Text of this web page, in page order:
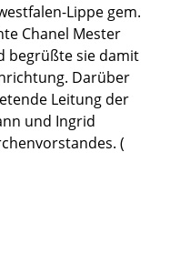
Lippe gem.
Chanel Mester
begrüßte sie damit
Darüber
Leitung der
und Ingrid
(